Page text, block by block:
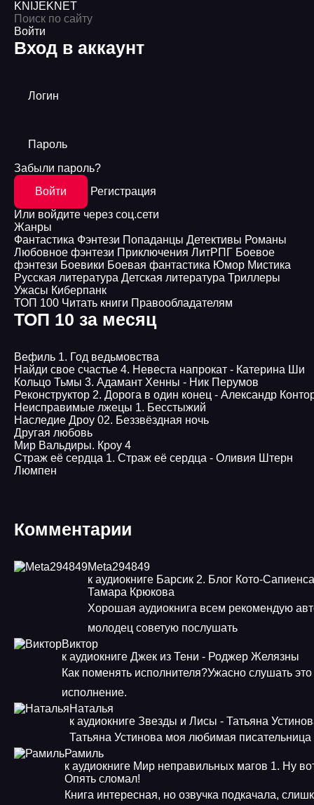
KNIJEKNET
Войти
Вход в аккаунт
Логин
Пароль
Забыли пароль?
Войти
Регистрация
Или войдите через соц.сети
Жанры
Фантастика Фэнтези Попаданцы Детективы Романы
Любовное фэнтези Приключения ЛитРПГ Боевое
фэнтези Боевики Боевая фантастика Юмор Мистика
Русская литература Детская литература Триллеры
Ужасы Киберпанк
ТОП 100 Читать книги Правообладателям
ТОП 10 за месяц
Вефиль 1. Год ведьмовства
Найди свое счастье 4. Невеста напрокат - Катерина Ши
Кольцо Тьмы 3. Адамант Хенны - Ник Перумов
Реконструктор 2. Дорога в один конец - Александр
Неисправимые лжецы 1. Бесстыжий
Наследие Дроу 02. Беззвёздная ночь
Другая любовь
Мир Вальдиры. Кроу 4
Страж её сердца 1. Страж её сердца - Оливия Штерн
Люмпен
Комментарии
Meta294849
к аудиокниге Барсик 2. Блог Кото-
Тамара Крюкова
Хорошая аудиокнига всем рекомендую
молодец советую послушать
Виктор
к аудиокниге Джек из Тени - Роджер Желязны
Как поменять исполнителя?Ужасно слушать это
исполнение.
Наталья
к аудиокниге Звезды и Лисы - Татьяна
Татьяна Устинова моя любимая писательница
Рамиль
к аудиокниге Мир неправильных магов 1. Ну
Опять сломал!
Книга интересная, но озвучка подкачала,